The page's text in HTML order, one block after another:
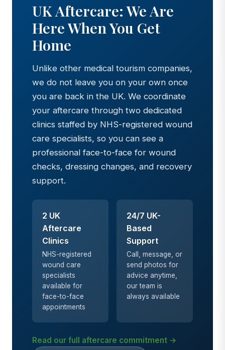
UK Aftercare: We Are
Here When You Get
Home
Unlike other medical tourism companies,
we do not leave you on your own once
you are back in the UK. We coordinate
your aftercare through two dedicated
clinics staffed by NHS-registered wound
care specialists, so you can see a
professional face-to-face for wound
checks, dressing changes, and recovery
support.
2 UK
Aftercare
Clinics
NHS-registered
wound care
specialists
available for
face-to-face
appointments
24/7 UK-
Based
Support
Call, message, or
send photos for
advice anytime,
our team is
always available
Read our full aftercare commitment →